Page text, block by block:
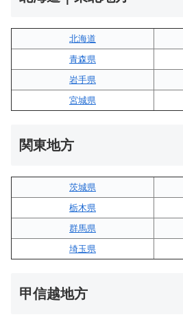
北海道
青森県
岩手県
宮城県
関東地方
茨城県
栃木県
群馬県
埼玉県
甲信越地方